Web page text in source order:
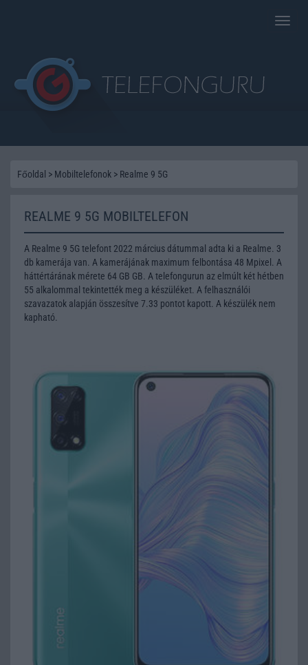
Toggle
Főoldal > Mobiltelefonok > Realme 9 5G
REALME 9 5G MOBILTELEFON
A Realme 9 5G telefont 2022 március dátummal adta ki a Realme. 3
db kamerája van. A kamerájának maximum felbontása 48 Mpixel. A
háttértárának mérete 64 GB GB. A telefongurun az elmúlt két hétben
55 alkalommal tekintették meg a készüléket. A felhasználói
szavazatok alapján összesítve 7.33 pontot kapott. A készülék nem
kapható.